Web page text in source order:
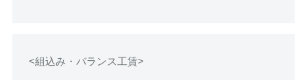
<組込み・バランス工賃>